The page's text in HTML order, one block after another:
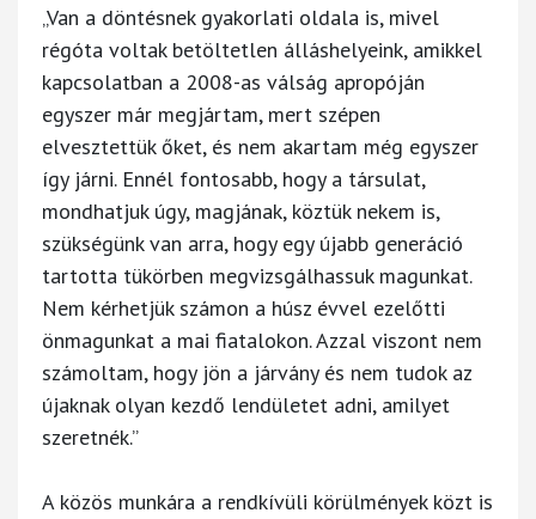
„Van a döntésnek gyakorlati oldala is, mivel
régóta voltak betöltetlen álláshelyeink, amikkel
kapcsolatban a 2008-as válság apropóján
egyszer már megjártam, mert szépen
elvesztettük őket, és nem akartam még egyszer
így járni. Ennél fontosabb, hogy a társulat,
mondhatjuk úgy, magjának, köztük nekem is,
szükségünk van arra, hogy egy újabb generáció
tartotta tükörben megvizsgálhassuk magunkat.
Nem kérhetjük számon a húsz évvel ezelőtti
önmagunkat a mai fiatalokon. Azzal viszont nem
számoltam, hogy jön a járvány és nem tudok az
újaknak olyan kezdő lendületet adni, amilyet
szeretnék.”
A közös munkára a rendkívüli körülmények közt is